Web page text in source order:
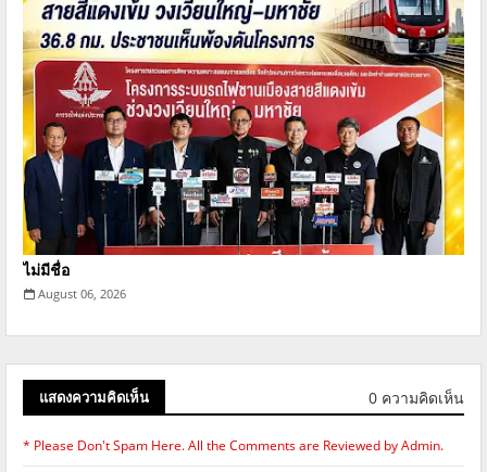
ไม่มีชื่อ
August 06, 2026
แสดงความคิดเห็น 0 ความคิดเห็น
* Please Don't Spam Here. All the Comments are Reviewed by Admin.